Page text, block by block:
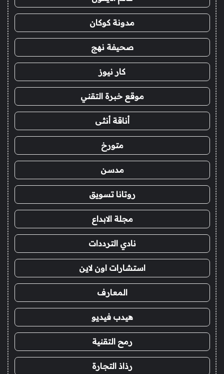
مدونة كوكان
صحيفة نهج
كار نيوز
موقع خبرة التقني
أناقة أنثى
متورخ
مدسن
روتانا تسويق
مجلة الابداع
نادي الترددات
استشارات اون لاين
المعارف
هيدب فيديو
رمح التقنية
رذاذ التجارة